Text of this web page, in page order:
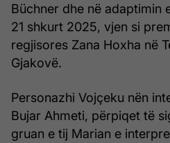
Büchner dhe në adaptimin
21 shkurt 2025, vjen si
regjisores Zana Hoxha në
Gjakovë.
Personazhi Vojçeku nën
Bujar Ahmeti, përpiqet të
gruan e tij Marian e